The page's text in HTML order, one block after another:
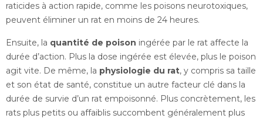
raticides à action rapide, comme les poisons neurotoxiques,
peuvent éliminer un rat en moins de 24 heures.
Ensuite, la quantité de poison ingérée par le rat affecte la
durée d’action. Plus la dose ingérée est élevée, plus le poison
agit vite. De même, la physiologie du rat, y compris sa taille
et son état de santé, constitue un autre facteur clé dans la
durée de survie d’un rat empoisonné. Plus concrètement, les
rats plus petits ou affaiblis succombent généralement plus